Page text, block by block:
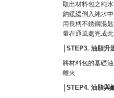
取出材料包之純
鈉緩緩倒入純水中
用長柄不銹鋼湯
量在通風處完成
│STEP3. 油脂升
將材料包的基礎
離火
│STEP4. 油脂與